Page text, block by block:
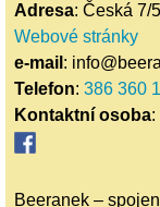
Adresa: Česká 7/
Webové stránky
e-mail :
Telefon: 386 360
Kontaktní osoba:
Beeranek –